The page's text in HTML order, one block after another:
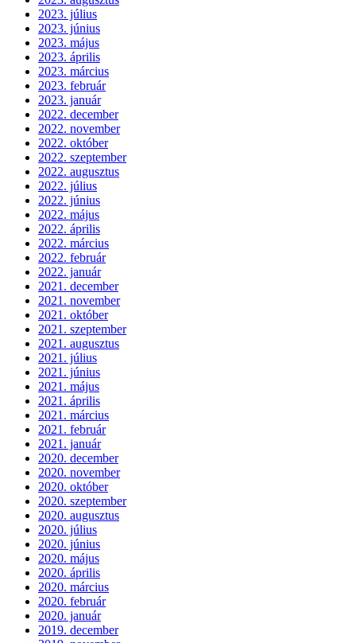
2023. július
2023. június
2023. május
2023. április
2023. március
2023. február
2023. január
2022. december
2022. november
2022. október
2022. szeptember
2022. augusztus
2022. július
2022. június
2022. május
2022. április
2022. március
2022. február
2022. január
2021. december
2021. november
2021. október
2021. szeptember
2021. augusztus
2021. július
2021. június
2021. május
2021. április
2021. március
2021. február
2021. január
2020. december
2020. november
2020. október
2020. szeptember
2020. augusztus
2020. július
2020. június
2020. május
2020. április
2020. március
2020. február
2020. január
2019. december